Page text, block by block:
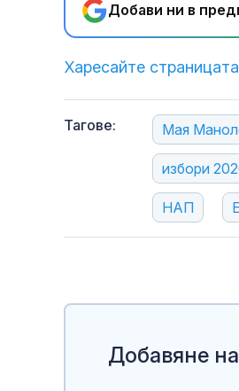
Добави ни в
Харесайте
Тагове: Мая
избори
НАП
Добавяне